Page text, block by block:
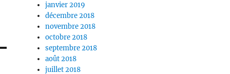
janvier 2019
décembre 2018
novembre 2018
octobre 2018
septembre 2018
août 2018
juillet 2018